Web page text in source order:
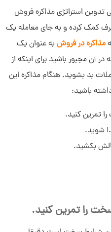
تدوین استراتژی مذاکره فروش
کمک کرده و به جای معامله یک
مذاکره در فروش به عنوان یک
در آن مجبور باشید برای اینکه از
بد بشوید. هنگام مذاکره این
باشید:
تمرین کنید.
شوید.
بکشید.